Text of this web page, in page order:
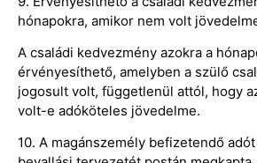
hónapokra, amikor nem volt
A családi kedvezmény azokra a
érvényesíthető, amelyben a szülő
jogosult volt, függetlenül attól, hogy
volt-e adóköteles jövedelme.
10. A magánszemély befizetendő